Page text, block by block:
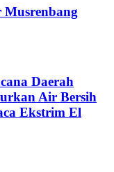
Musrenbang
Daerah
Air Bersih
Ekstrim El